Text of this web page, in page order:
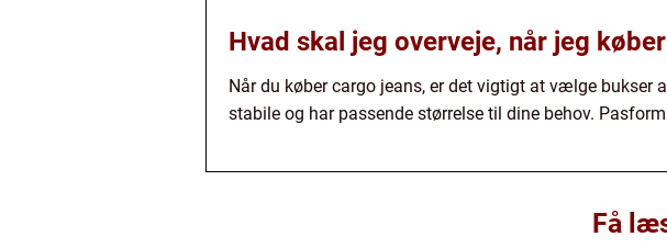
Hvad skal jeg overveje, når jeg
Når du køber cargo jeans, er det vigtigt at vælge
stabile og har passende størrelse til dine behov.
Få